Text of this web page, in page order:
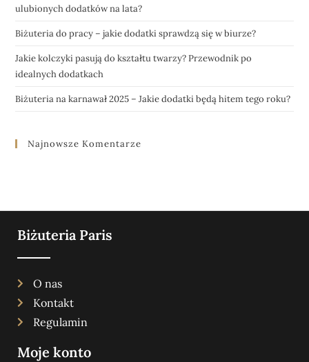
ulubionych dodatków na lata?
Biżuteria do pracy – jakie dodatki sprawdzą się w biurze?
Jakie kolczyki pasują do kształtu twarzy? Przewodnik po
idealnych dodatkach
Biżuteria na karnawał 2025 – Jakie dodatki będą hitem tego roku?
Najnowsze Komentarze
Biżuteria Paris
O nas
Kontakt
Regulamin
Moje konto